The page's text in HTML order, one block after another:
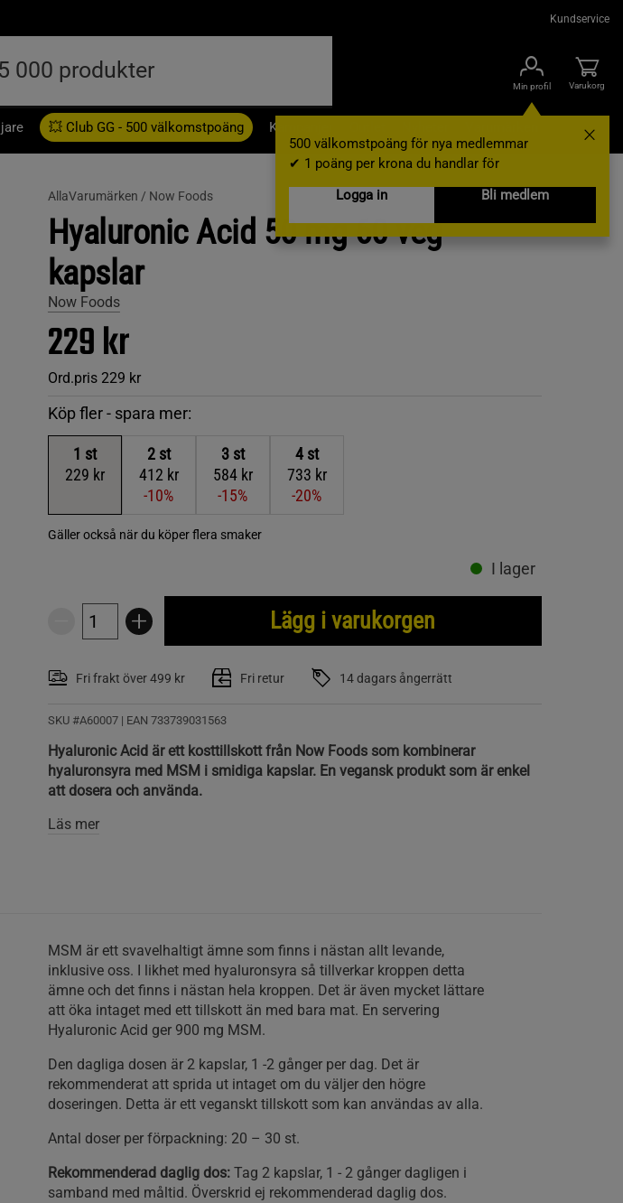
Kundservice
Min profil
500 välkomstpoäng för nya medlemmar
✔ 1 poäng per krona du handlar för
Logga in
Bli medlem
Varukorg
💥 Club GG - 500 välkomstpoäng Kampanjer
AllaVarumärken / Now Foods
Hyaluronic Acid 50 mg 60 veg
kapslar
Now Foods
229 kr
Ord.pris 229 kr
Köp fler - spara mer:
1 st
229 kr
2st
412 kr
-10%
3st
584 kr
-15%
4st
733 kr
-20%
Gäller också när du köper flera smaker
I lager
Lägg i varukorgen
Fri frakt över 499 kr Fri retur 14 dagars ångerrätt
SKU #A60007 | EAN 733739031563
Hyaluronic Acid är ett kosttillskott från Now Foods som kombinerar
hyaluronsyra med MSM i smidiga kapslar. En vegansk produkt som är enkel
att dosera och använda.
Läs mer
MSM är ett svavelhaltigt ämne som finns i nästan allt levande,
inklusive oss. I likhet med hyaluronsyra så tillverkar kroppen detta
ämne och det finns i nästan hela kroppen. Det är även mycket lättare
att öka intaget med ett tillskott än med bara mat. En servering
Hyaluronic Acid ger 900 mg MSM.
Den dagliga dosen är 2 kapslar, 1 -2 gånger per dag. Det är
rekommenderat att sprida ut intaget om du väljer den högre
doseringen. Detta är ett veganskt tillskott som kan användas av alla.
Antal doser per förpackning: 20 – 30 st.
Rekommenderad daglig dos: Tag 2 kapslar, 1 - 2 gånger dagligen i
samband med måltid. Överskrid ej rekommenderad daglig dos.